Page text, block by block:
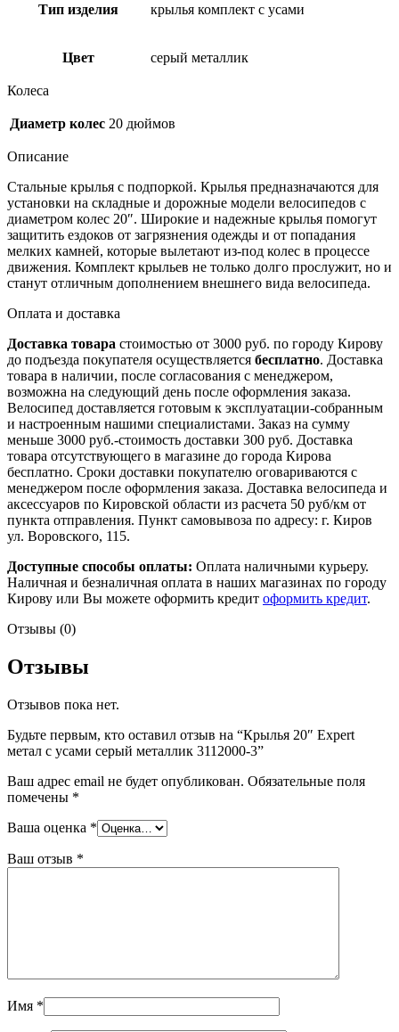
Тип изделия крылья комплект с усами
Цвет серый металлик
Колеса
Диаметр колес 20 дюймов
Описание
Стальные крылья с подпоркой. Крылья предназначаются для
установки на складные и дорожные модели велосипедов с
диаметром колес 20″. Широкие и надежные крылья помогут
защитить ездоков от загрязнения одежды и от попадания
мелких камней, которые вылетают из-под колес в процессе
движения. Комплект крыльев не только долго прослужит, но и
станут отличным дополнением внешнего вида велосипеда.
Оплата и доставка
Доставка товара стоимостью от 3000 руб. по городу Кирову
до подъезда покупателя осуществляется бесплатно. Доставка
товара в наличии, после согласования с менеджером,
возможна на следующий день после оформления заказа.
Велосипед доставляется готовым к эксплуатации-собранным
и настроенным нашими специалистами. Заказ на сумму
меньше 3000 руб.-стоимость доставки 300 руб. Доставка
товара отсутствующего в магазине до города Кирова
бесплатно. Сроки доставки покупателю оговариваются с
менеджером после оформления заказа. Доставка велосипеда и
аксессуаров по Кировской области из расчета 50 руб/км от
пункта отправления. Пункт самовывоза по адресу: г. Киров
ул. Воровского, 115.
Доступные способы оплаты: Оплата наличными курьеру.
Наличная и безналичная оплата в наших магазинах по городу
Кирову или Вы можете оформить кредит оформить кредит.
Отзывы (0)
Отзывы
Отзывов пока нет.
Будьте первым, кто оставил отзыв на “Крылья 20″ Expert
метал с усами серый металлик 3112000-3”
Ваш адрес email не будет опубликован. Обязательные поля
помечены *
Ваша оценка *
Ваш отзыв *
Имя *